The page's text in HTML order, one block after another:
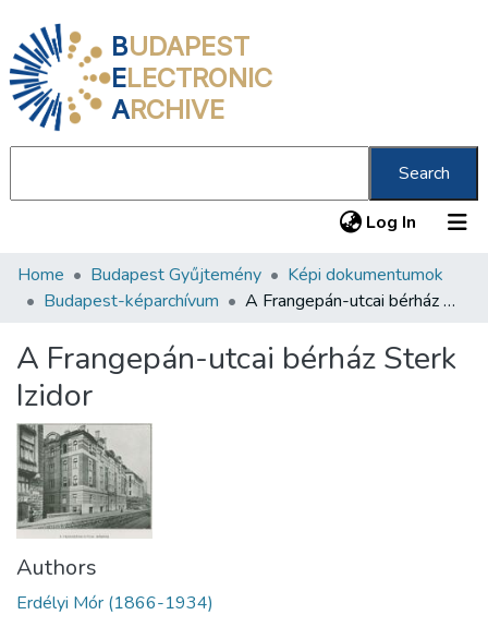
BUDAPEST
ELECTRONIC
ARCHIVE
Search
Log In (current)
Communities & Collections
Statistics
About us
Home Budapest Gyűjtemény
Képi dokumentumok
Budapest-képarchívum
A Frangepán-utcai bérház Sterk Izidor
A Frangepán-utcai bérház Sterk
Izidor
Authors
Erdélyi Mór (1866-1934)